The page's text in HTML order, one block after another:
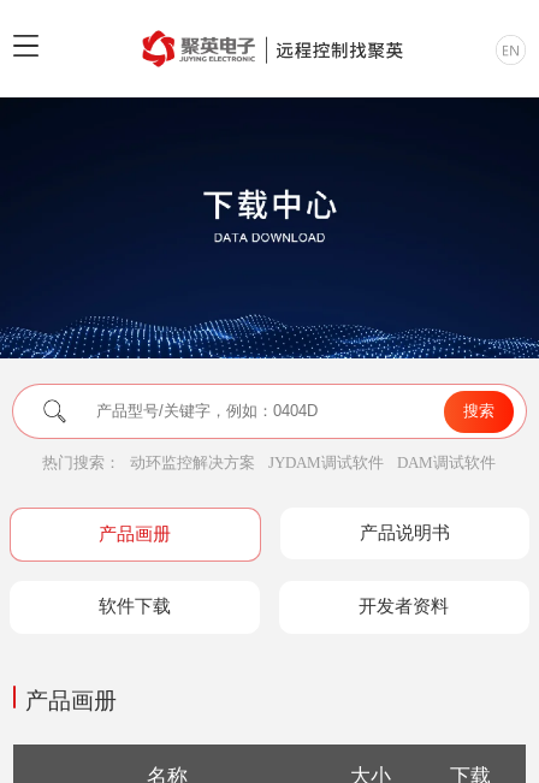
热门搜索： 动环监控解决方案 JYDAM调试软件 DAM调试软件
产品画册 产品说明书
软件下载 开发者资料
产品画册
名称 大小 下载